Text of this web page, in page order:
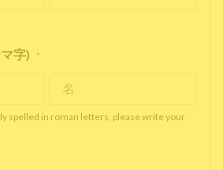
字) *
spelled in roman letters, please write your